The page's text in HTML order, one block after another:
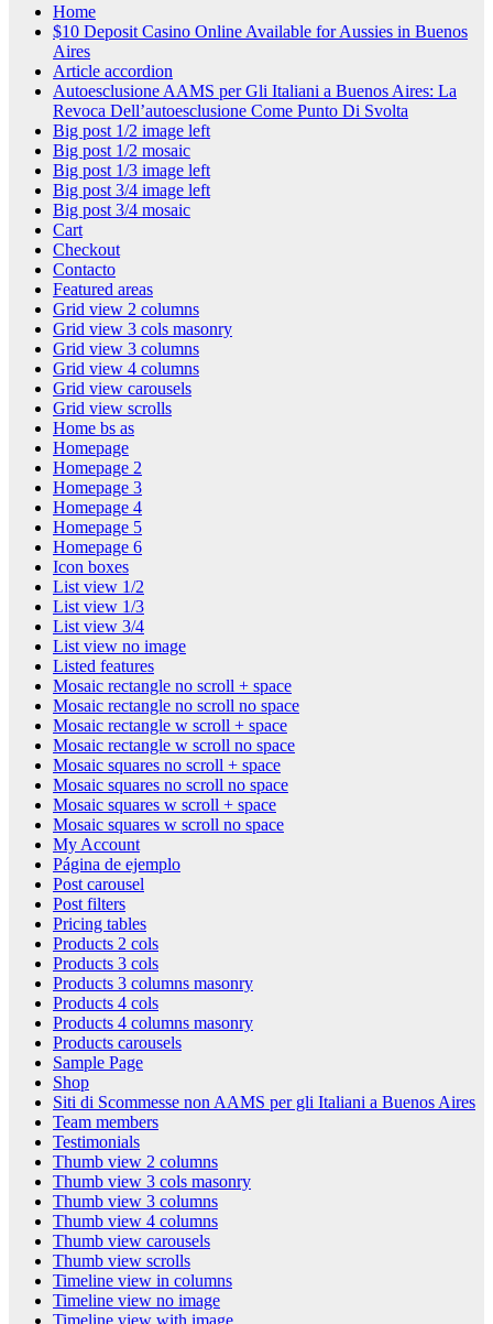
Home
$10 Deposit Casino Online Available for Aussies in Buenos
Aires
Article accordion
Autoesclusione AAMS per Gli Italiani a Buenos Aires: La
Revoca Dell’autoesclusione Come Punto Di Svolta
Big post 1/2 image left
Big post 1/2 mosaic
Big post 1/3 image left
Big post 3/4 image left
Big post 3/4 mosaic
Cart
Checkout
Contacto
Featured areas
Grid view 2 columns
Grid view 3 cols masonry
Grid view 3 columns
Grid view 4 columns
Grid view carousels
Grid view scrolls
Home bs as
Homepage
Homepage 2
Homepage 3
Homepage 4
Homepage 5
Homepage 6
Icon boxes
List view 1/2
List view 1/3
List view 3/4
List view no image
Listed features
Mosaic rectangle no scroll + space
Mosaic rectangle no scroll no space
Mosaic rectangle w scroll + space
Mosaic rectangle w scroll no space
Mosaic squares no scroll + space
Mosaic squares no scroll no space
Mosaic squares w scroll + space
Mosaic squares w scroll no space
My Account
Página de ejemplo
Post carousel
Post filters
Pricing tables
Products 2 cols
Products 3 cols
Products 3 columns masonry
Products 4 cols
Products 4 columns masonry
Products carousels
Sample Page
Shop
Siti di Scommesse non AAMS per gli Italiani a Buenos Aires
Team members
Testimonials
Thumb view 2 columns
Thumb view 3 cols masonry
Thumb view 3 columns
Thumb view 4 columns
Thumb view carousels
Thumb view scrolls
Timeline view in columns
Timeline view no image
Timeline view with image